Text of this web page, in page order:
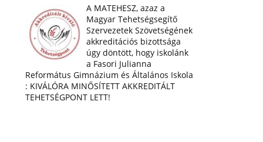
A MATEHESZ, azaz a
Magyar Tehetségsegítő
Szervezetek Szövetségének
akkreditációs bizottsága
úgy döntött, hogy iskolánk
a Fasori Julianna
Református Gimnázium és Általános Iskola
: KIVÁLÓRA MINŐSÍTETT AKKREDITÁLT
TEHETSÉGPONT LETT!